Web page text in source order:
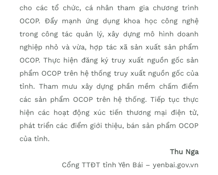
cho các tổ chức, cá nhân tham gia chương trình
OCOP. Đẩy mạnh ứng dụng khoa học công nghệ
trong công tác quản lý, xây dựng mô hình doanh
nghiệp nhỏ và vừa, hợp tác xã sản xuất sản phẩm
OCOP. Thực hiện đăng ký truy xuất nguồn gốc sản
phẩm OCOP trên hệ thống truy xuất nguồn gốc của
tỉnh. Tham mưu xây dựng phần mềm chấm điểm
các sản phẩm OCOP trên hệ thống. Tiếp tục thực
hiện các hoạt động xúc tiến thương mại điện tử,
phát triển các điểm giới thiệu, bán sản phẩm OCOP
của tỉnh.
Thu Nga
Cổng TTĐT tỉnh Yên Bái – yenbai.gov.vn